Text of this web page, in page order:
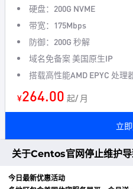
硬盘：200G NVME
带宽：175Mbps
防御：200G 秒解
域名免备案 美国原生IP
搭载高性能AMD EPYC 处理
¥264.00 起/ 月
立
关于Centos官网停止维护
今日最新优惠活动